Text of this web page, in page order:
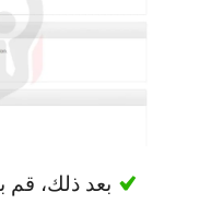
بعد ذلك، قم